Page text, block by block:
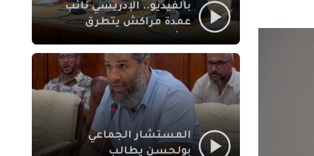
بالفيديو.. الإدريسي نائب
عمدة مراكش يتطرق
الاجتماعي في نقل
المحطة الطرقية إلى
العزوزية
المستشار الجماعي
بولحسن يطالب